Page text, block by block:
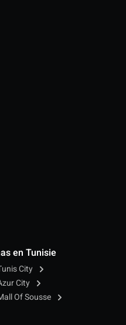
en Tunisie
City
City
Of Sousse